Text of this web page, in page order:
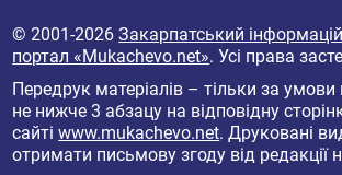
© 2001-2026Закарпатський
портал «Mukachevo.net». Усі права
Передрук матеріалів – тільки за умови
не нижче 3 абзацу на відповідну
сайтіwww.mukachevo.net. Друковані
отримати письмову згоду від редакції